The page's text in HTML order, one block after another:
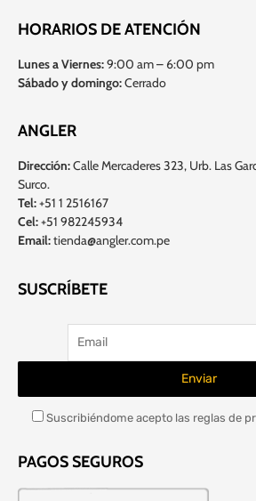
HORARIOS DE ATENCIÓN
Lunes a Viernes:9:00 am – 6:00 pm
Sábado y domingo:Cerrado
ANGLER
Dirección:Calle Mercaderes 323, Urb. Las
Surco.
Tel:+51 1 2516167
Cel:+51 982245934
Email:tienda@angler.com.pe
SUSCRÍBETE
Suscribiéndome acepto las reglas de
PAGOS SEGUROS